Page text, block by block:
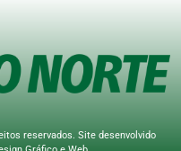
reservados. Site desenvolvido